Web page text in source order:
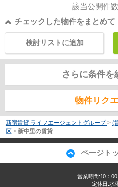
該当公開件数
チェックした物件をまとめて
検討リストに追加
さらに条件を
物件リク
新宿賃貸 ライフエージェントグループ > (
区 > 新中里の賃貸
ページト
営業時間:10：
定休日:水